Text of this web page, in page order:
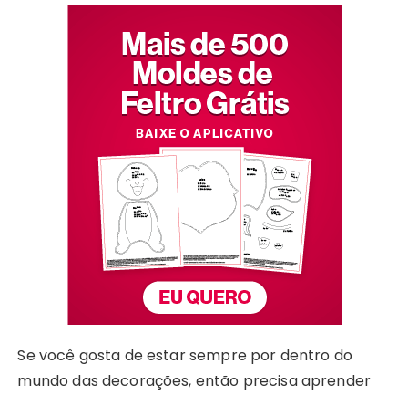
Se você gosta de estar sempre por dentro do
mundo das decorações, então precisa aprender